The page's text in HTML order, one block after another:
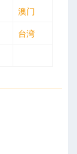
澳门
台湾